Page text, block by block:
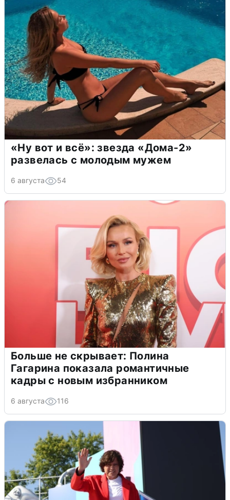
«Ну вот и всё»: звезда «Дома-2»
развелась с молодым мужем
6 августа 54
Больше не скрывает: Полина
Гагарина показала романтичные
кадры с новым избранником
6 августа 116